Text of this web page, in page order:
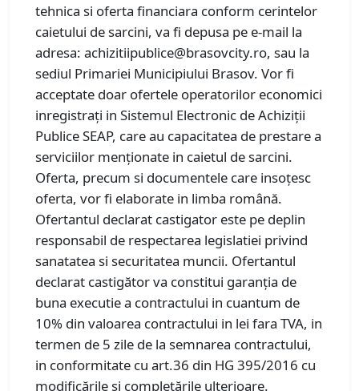
tehnica si oferta financiara conform cerintelor
caietului de sarcini, va fi depusa pe e-mail la
adresa: achizitiipublice@brasovcity.ro, sau la
sediul Primariei Municipiului Brasov. Vor fi
acceptate doar ofertele operatorilor economici
inregistrați in Sistemul Electronic de Achiziții
Publice SEAP, care au capacitatea de prestare a
serviciilor menționate in caietul de sarcini.
Oferta, precum si documentele care insoțesc
oferta, vor fi elaborate in limba română.
Ofertantul declarat castigator este pe deplin
responsabil de respectarea legislatiei privind
sanatatea si securitatea muncii. Ofertantul
declarat castigător va constitui garanția de
buna executie a contractului in cuantum de
10% din valoarea contractului in lei fara TVA, in
termen de 5 zile de la semnarea contractului,
in conformitate cu art.36 din HG 395/2016 cu
modificările și completările ulterioare.